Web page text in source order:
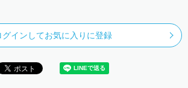
グインしてお気に入りに登録